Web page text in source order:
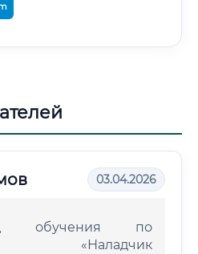
03.04.2026
обучения по
«Наладчик